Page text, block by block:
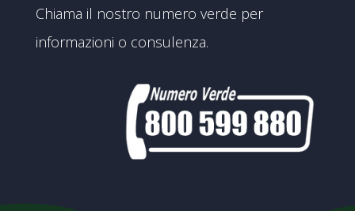
Chiama il nostro numero verde per
informazioni o consulenza.